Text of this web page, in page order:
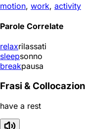
motion, work, activity
Parole Correlate
relaxrilassati
sleepsonno
breakpausa
Frasi &
have a rest